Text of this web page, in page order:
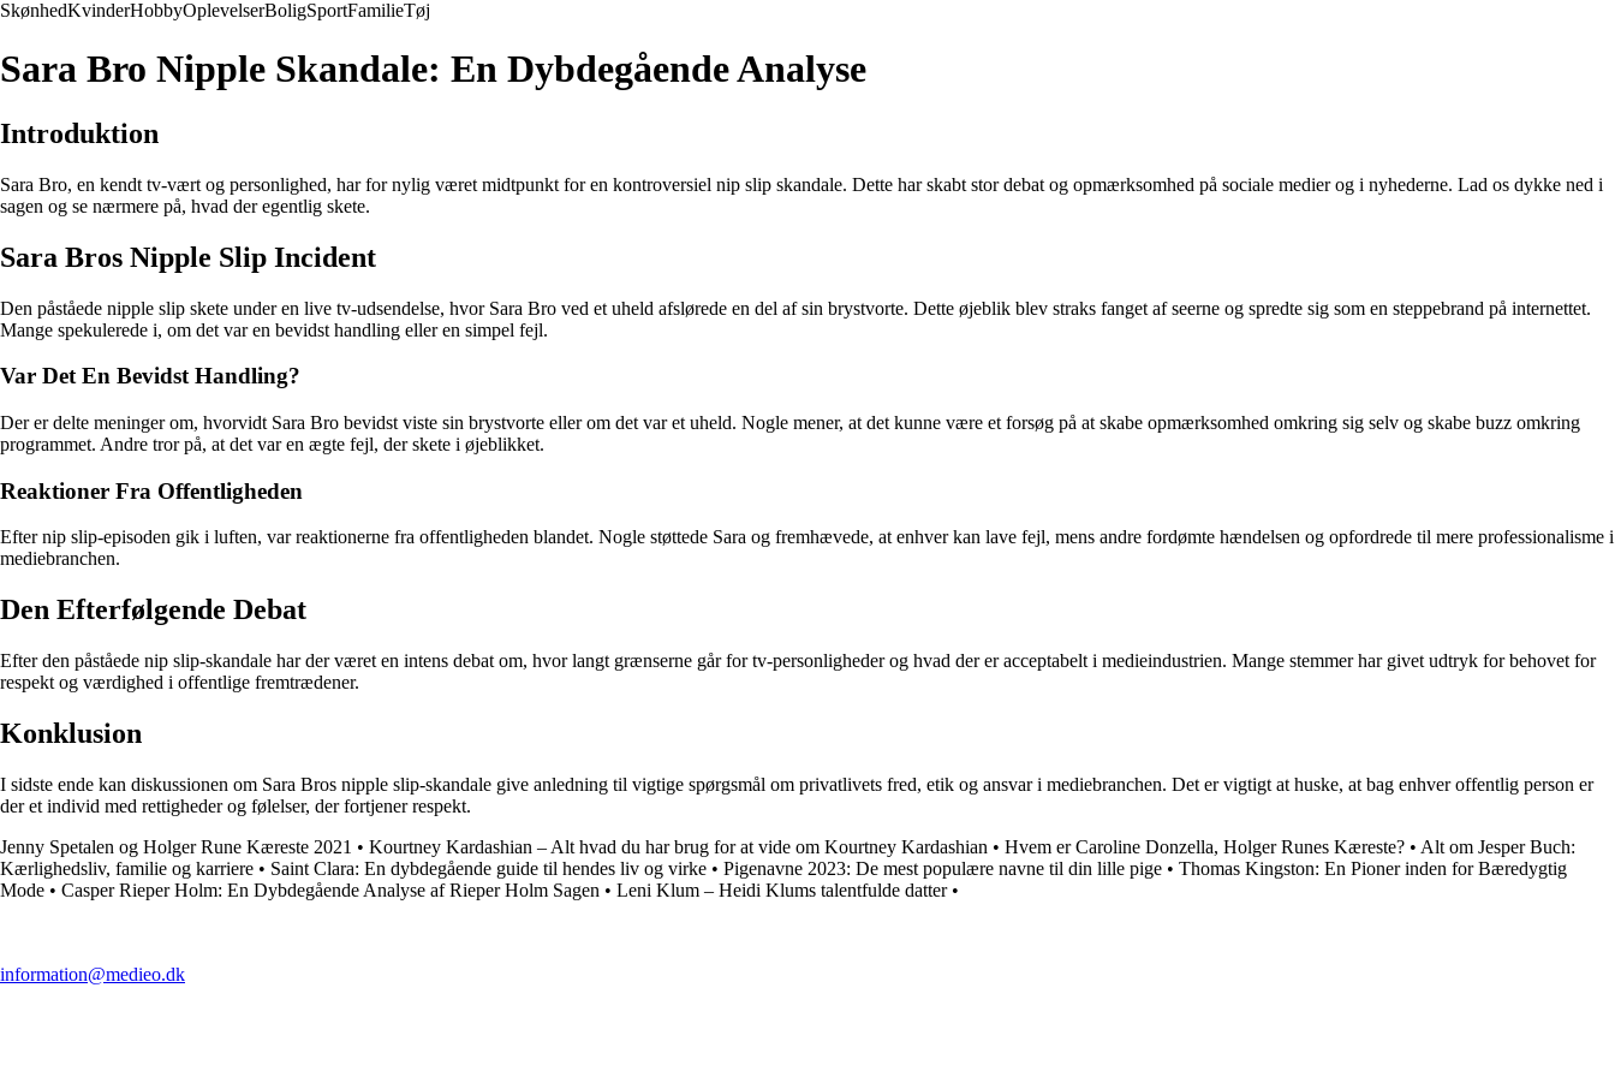
SkønhedKvinderHobbyOplevelserBoligSportFamilieTøj
Sara Bro Nipple Skandale: En Dybdegående Analyse
Introduktion
Sara Bro, en kendt tv-vært og personlighed, har for nylig været midtpunkt for en kontroversiel nip slip skandale. Dette har skabt stor debat og opmærksomhed på sociale medier og i nyhederne. Lad os dykke ned i
sagen og se nærmere på, hvad der egentlig skete.
Sara Bros Nipple Slip Incident
Den påståede nipple slip skete under en live tv-udsendelse, hvor Sara Bro ved et uheld afslørede en del af sin brystvorte. Dette øjeblik blev straks fanget af seerne og spredte sig som en steppebrand på internettet.
Mange spekulerede i, om det var en bevidst handling eller en simpel fejl.
Var Det En Bevidst Handling?
Der er delte meninger om, hvorvidt Sara Bro bevidst viste sin brystvorte eller om det var et uheld. Nogle mener, at det kunne være et forsøg på at skabe opmærksomhed omkring sig selv og skabe buzz omkring
programmet. Andre tror på, at det var en ægte fejl, der skete i øjeblikket.
Reaktioner Fra Offentligheden
Efter nip slip-episoden gik i luften, var reaktionerne fra offentligheden blandet. Nogle støttede Sara og fremhævede, at enhver kan lave fejl, mens andre fordømte hændelsen og opfordrede til mere professionalisme i
mediebranchen.
Den Efterfølgende Debat
Efter den påståede nip slip-skandale har der været en intens debat om, hvor langt grænserne går for tv-personligheder og hvad der er acceptabelt i medieindustrien. Mange stemmer har givet udtryk for behovet for
respekt og værdighed i offentlige fremtrædener.
Konklusion
I sidste ende kan diskussionen om Sara Bros nipple slip-skandale give anledning til vigtige spørgsmål om privatlivets fred, etik og ansvar i mediebranchen. Det er vigtigt at huske, at bag enhver offentlig person er
der et individ med rettigheder og følelser, der fortjener respekt.
Jenny Spetalen og Holger Rune Kæreste 2021 • Kourtney Kardashian – Alt hvad du har brug for at vide om Kourtney Kardashian • Hvem er Caroline Donzella, Holger Runes Kæreste? • Alt om Jesper Buch:
Kærlighedsliv, familie og karriere • Saint Clara: En dybdegående guide til hendes liv og virke • Pigenavne 2023: De mest populære navne til din lille pige • Thomas Kingston: En Pioner inden for Bæredygtig
Mode • Casper Rieper Holm: En Dybdegående Analyse af Rieper Holm Sagen • Leni Klum – Heidi Klums talentfulde datter•
information@medieo.dk